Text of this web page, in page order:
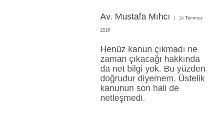
Av. Mustafa Mıhcı 14 Temmuz
2016
Henüz kanun çıkmadı ne
zaman çıkacağı hakkında
da net bilgi yok. Bu yüzden
doğrudur diyemem. Üstelik
kanunun son hali de
netleşmedi.